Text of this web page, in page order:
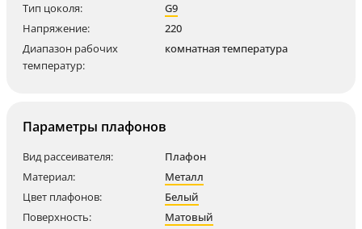
Тип цоколя:
G9
Напряжение:
220
Диапазон рабочих
температур:
комнатная температура
Параметры плафонов
Вид рассеивателя:
Плафон
Материал:
Металл
Цвет плафонов:
Белый
Поверхность:
Матовый